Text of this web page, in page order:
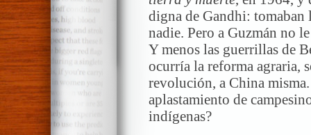
digna de Gandhi: tomaban
nadie. Pero a Guzmán no
Y menos las guerrillas de
ocurría la reforma agraria,
revolución, a China
aplastamiento de
indígenas?